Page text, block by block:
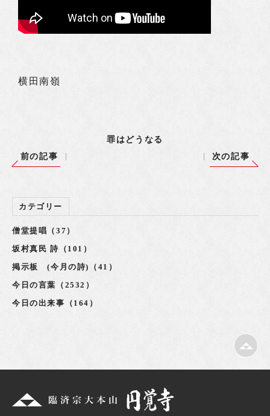
横田南嶺
罪はどうなる
前の記事
次の記事
カテゴリー
僧堂提唱（37）
坂村真民 詩（101）
掲示板 (今月の詩)（41）
今日の言葉（2532）
今日の出来事（164）